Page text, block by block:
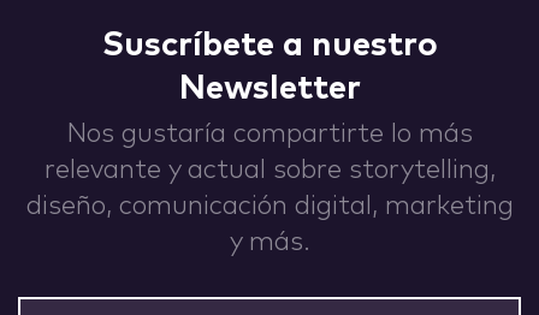
Suscríbete a nuestro
Newsletter
Nos gustaría compartirte lo más
relevante y actual sobre storytelling,
diseño, comunicación digital, marketing
y más.
ABOUT